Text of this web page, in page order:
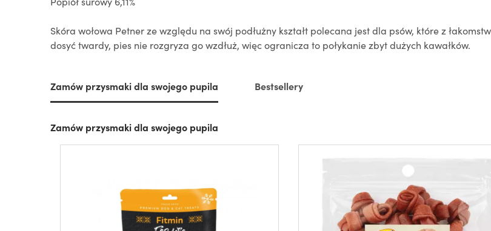
Skóra wołowa Petner ze względu na swój podłużny kształt polecana jest dla psów, które z
dosyć twardy, pies nie rozgryza go wzdłuż, więc ogranicza to połykanie zbyt dużych kawałków.
Zamów przysmaki dla swojego pupila Bestsellery
Zamów przysmaki dla swojego pupila